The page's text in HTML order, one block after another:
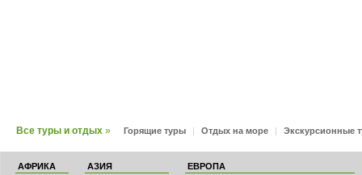
Все туры и отдых » Горящие туры | Отдых на море | Экскурсионные
АФРИКА
АЗИЯ
ЕВРОПА